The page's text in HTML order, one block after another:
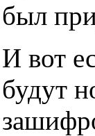
был
И вот
будут